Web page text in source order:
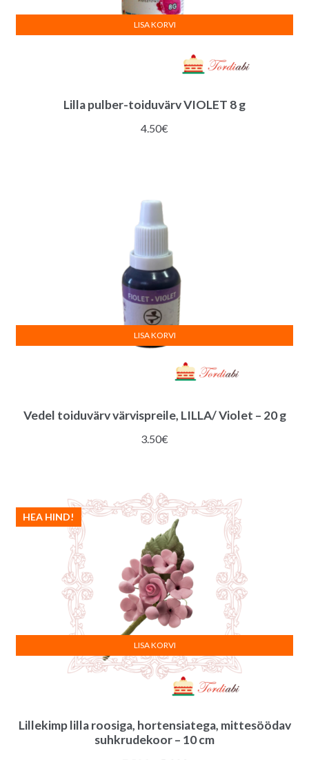
Lilla pulber-toiduvärv VIOLET 8 g
4.50€
LISA KORVI
Vedel toiduvärv värvispreile, LILLA/ Violet – 20 g
3.50€
LISA KORVI
Lillekimp lilla roosiga, hortensiatega, mittesöödav
suhkrudekoor – 10 cm
HEA HIND!
LISA KORVI